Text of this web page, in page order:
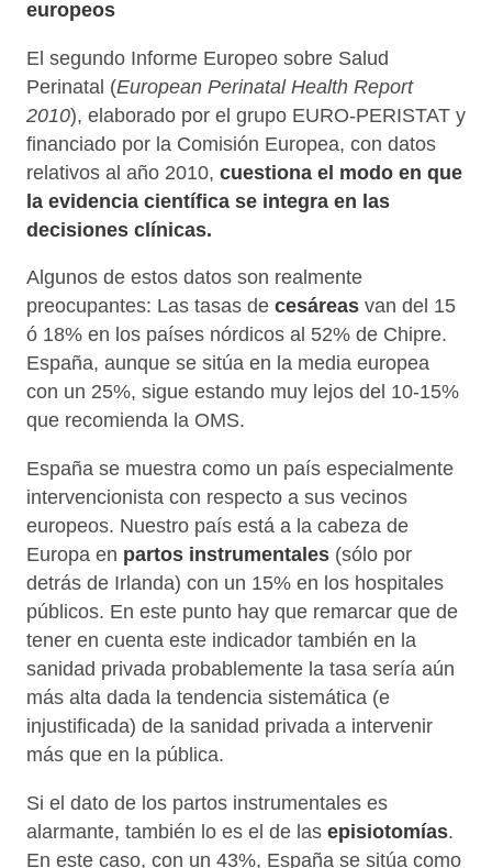
integra en las decisiones clínicas.
Algunos de estos datos son realmente
preocupantes: Las tasas decesáreasvan del 15 ó
18% en los países nórdicos al 52% de Chipre.
España, aunque se sitúa en la media europea con un
25%, sigue estando muy lejos del 10-15% que
recomienda la OMS.
intervencionista con respecto a sus vecinos
europeos. Nuestro país está a la cabeza de Europa en
partos instrumentales(sólo por detrás de Irlanda)
con un 15% en los hospitales públicos. En este punto
hay que remarcar que de tener en cuenta este
indicador también en la sanidad privada
tendencia sistemática (e injustificada) de la sanidad
privada a intervenir más que en la pública.
Si el dato de los partos instrumentales es
alarmante, también lo es el de lasepisiotomías. En
este caso, con un 43%, España se sitúa comoel
octavo paíscon mayores tasas de los 29 países que
recoge el informe. De nuevo remarcar que de tener
en cuenta la sanidad privada en este indicador
seguramente estaríamos en un puesto aún más alto.
No hay justificación médica para este porcentaje que
selectivo, tal como recomienda laEstrategia de
Atención al Parto Normaldel Ministerio de Sanidad,